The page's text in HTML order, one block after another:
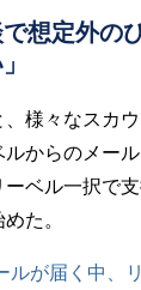
想定外の
様々なスカ
からのメー
ベル一択で
た。
が届く中、